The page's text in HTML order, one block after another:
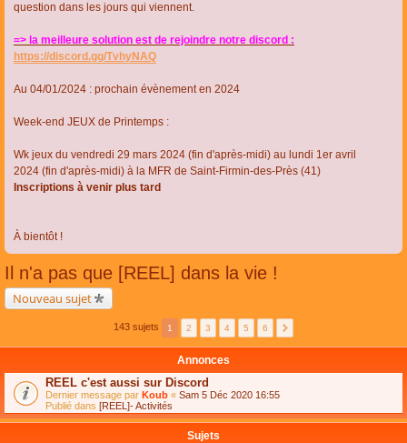
question dans les jours qui viennent.
=> la meilleure solution est de rejoindre notre discord :
https://discord.gg/TvhyNAQ
Au 04/01/2024 : prochain évènement en 2024
Week-end JEUX de Printemps :
Wk jeux du vendredi 29 mars 2024 (fin d'après-midi) au lundi 1er avril
2024 (fin d'après-midi) à la MFR de Saint-Firmin-des-Près (41)
Inscriptions à venir plus tard
À bientôt !
Il n'a pas que [REEL] dans la vie !
Nouveau sujet
143 sujets 1 2 3 4 5 6
Annonces
REEL c'est aussi sur Discord
Dernier message par Koub « Sam 5 Déc 2020 16:55
Publié dans [REEL]- Activités
Sujets